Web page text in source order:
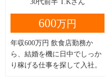
30代前半 T.Kさん
600万円
年収600万円 飲食店勤務か
ら、結婚を機に日中でしっか
り稼げる仕事を探して入社。